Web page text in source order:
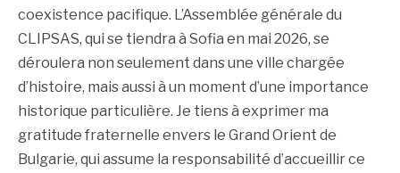
coexistence pacifique. L’Assemblée générale du
CLIPSAS, qui se tiendra à Sofia en mai 2026, se
déroulera non seulement dans une ville chargée
d’histoire, mais aussi à un moment d’une importance
historique particulière. Je tiens à exprimer ma
gratitude fraternelle envers le Grand Orient de
Bulgarie, qui assume la responsabilité d’accueillir ce